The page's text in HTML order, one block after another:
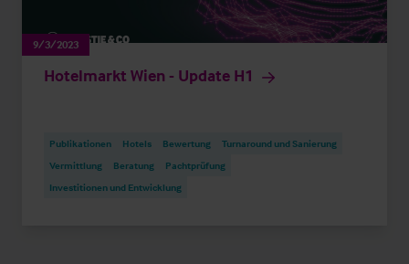
9/3/2023
Hotelmarkt Wien - Update H1
Publikationen Hotels Bewertung
Turnaround und Sanierung
Vermittlung
Beratung
Pachtprüfung
Investitionen und Entwicklung